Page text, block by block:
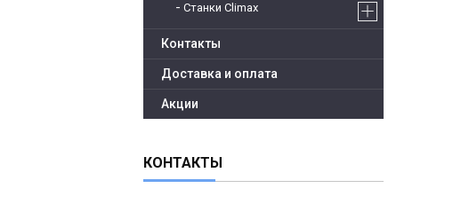
Станки Climax
Контакты
Доставка и оплата
Акции
КОНТАКТЫ